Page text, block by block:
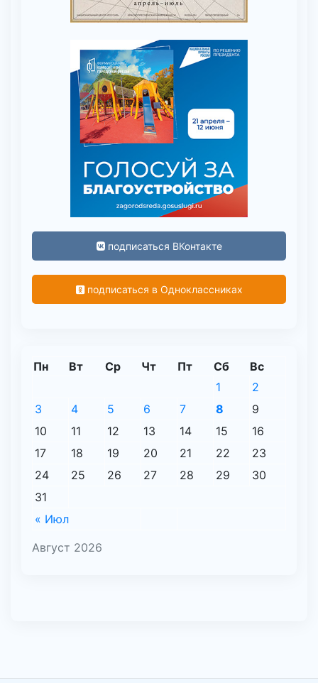
подписаться ВКонтакте
подписаться в Одноклассниках
Август 2026
Пн Вт Ср Чт Пт Сб Вс
« Июл
1
2
3
4 5 6 7 8
9
10
11 12 13 14 15
16
17
18 19 20 21 22
23
24
25 26 27 28 29
30
31